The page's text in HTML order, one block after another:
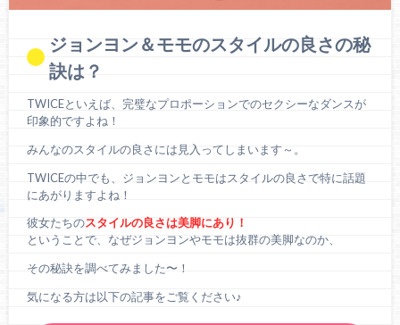
ジョンヨン＆モモのスタイルの良さの秘
訣は？
TWICEといえば、完璧なプロポーションでのセクシーなダンスが
印象的ですよね！
みんなのスタイルの良さには見入ってしまいます～。
TWICEの中でも、ジョンヨンとモモはスタイルの良さで特に話題
にあがりますよね！
彼女たちのスタイルの良さは美脚にあり！
ということで、なぜジョンヨンやモモは抜群の美脚なのか、
その秘訣を調べてみました〜！
気になる方は以下の記事をご覧ください♪